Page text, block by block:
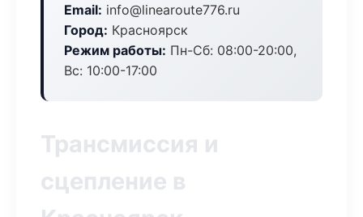
Email: info@linearoute776.ru
Город: Красноярск
Режим работы: Пн-Сб: 08:00-20:00,
Вс: 10:00-17:00
Трансмиссия и
сцепление в